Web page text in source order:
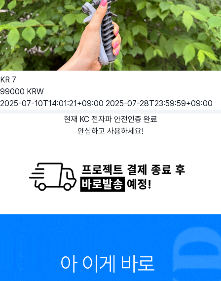
KR 7
99000 KRW
2025-07-10T14:01:21+09:00 2025-07-28T23:59:59+09:00
현재 KC 전자파 안전인증 완료
안심하고 사용하세요!